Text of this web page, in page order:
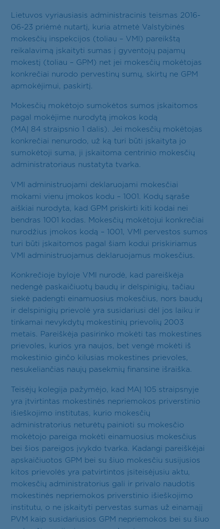
Lietuvos vyriausiasis administracinis teismas 2016-
06-23 priėmė nutartį, kuria atmetė Valstybinės
mokesčių inspekcijos (toliau – VMI) pareikštą
reikalavimą įskaityti sumas į gyventojų pajamų
mokestį (toliau – GPM) net jei mokesčių mokėtojas
konkrečiai nurodo pervestinų sumų, skirtų ne GPM
apmokėjimui, paskirtį.
Mokesčių mokėtojo sumokėtos sumos įskaitomos
pagal mokėjime nurodytą įmokos kodą
(MAĮ 84 straipsnio 1 dalis). Jei mokesčių mokėtojas
konkrečiai nenurodo, už ką turi būti įskaityta jo
sumokėtoji suma, ji įskaitoma centrinio mokesčių
administratoriaus nustatyta tvarka.
VMI administruojami deklaruojami mokesčiai
mokami vienu įmokos kodu – 1001. Kodų sąraše
aiškiai nurodyta, kad GPM priskirti kiti kodai nei
bendras 1001 kodas. Mokesčių mokėtojui konkrečiai
nurodžius įmokos kodą – 1001, VMI pervestos sumos
turi būti įskaitomos pagal šiam kodui priskiriamus
VMI administruojamus deklaruojamus mokesčius.
Konkrečioje byloje VMI nurodė, kad pareiškėja
nedengė paskaičiuotų baudų ir delspinigių, tačiau
siekė padengti einamuosius mokesčius, nors baudų
ir delspinigių prievolė yra susidariusi dėl jos laiku ir
tinkamai nevykdytų mokestinių prievolių 2003
metais. Pareiškėja pasirinko mokėti tas mokestines
prievoles, kurios yra naujos, bet vengė mokėti iš
mokestinio ginčo kilusias mokestines prievoles,
nesukeliančias naujų pasekmių finansine išraiška.
Teisėjų kolegija pažymėjo, kad MAĮ 105 straipsnyje
yra įtvirtintas mokestinės nepriemokos priverstinio
išieškojimo institutas, kurio mokesčių
administratorius neturėtų painioti su mokesčio
mokėtojo pareiga mokėti einamuosius mokesčius
bei šios pareigos įvykdo tvarka. Kadangi pareiškėjai
apskaičiuotos GPM bei su šiuo mokesčiu susijusios
kitos prievolės yra patvirtintos įsiteisėjusiu aktu,
mokesčių administratorius gali ir privalo naudotis
mokestinės nepriemokos priverstinio išieškojimo
institutu, o ne įskaityti pervestas sumas už einamąjį
PVM kaip susidariusios GPM nepriemokos bei su šiuo